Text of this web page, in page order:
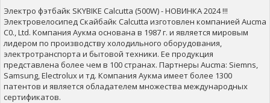
Электро фэтбайк SKYBIKE Calcutta (500W) - НОВИНКА 2024 !!!
Электровелосипед Скайбайк Calcutta изготовлен компанией Aucma
C0., Ltd. Компания Аукма основана в 1987 г. и является мировым
лидером по производству холодильного оборудования,
электротранспорта и бытовой техники. Ее продукция
представлена более чем в 100 странах. Партнеры Aucma: Siemns,
Samsung, Electrolux и тд. Компания Аукма имеет более 1300
патентов и является обладателем множества международных
сертификатов.